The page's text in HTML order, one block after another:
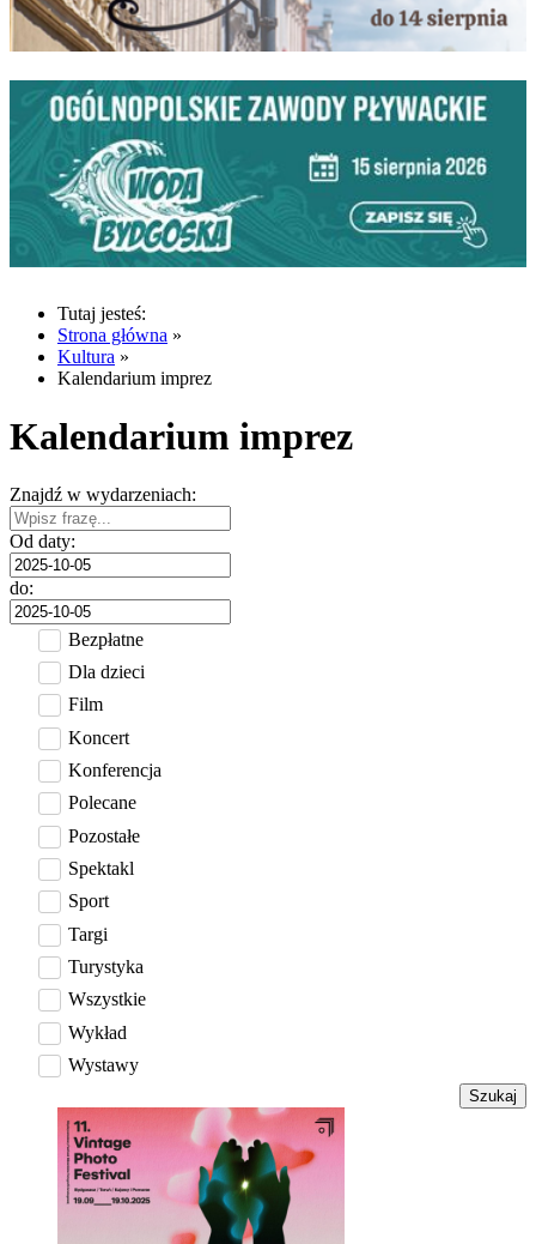
Tutaj jesteś:
Strona główna »
Kultura »
Kalendarium imprez
Kalendarium imprez
Znajdź w wydarzeniach:
Od daty:
do:
Bezpłatne
Dla dzieci
Film
Koncert
Konferencja
Polecane
Pozostałe
Spektakl
Sport
Targi
Turystyka
Wszystkie
Wykład
Wystawy
Szukaj